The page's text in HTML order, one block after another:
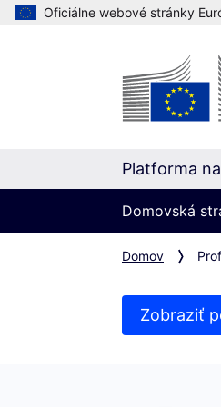
Oficiálne webové stránky
Platforma
Domovská
Domov
Zobraziť